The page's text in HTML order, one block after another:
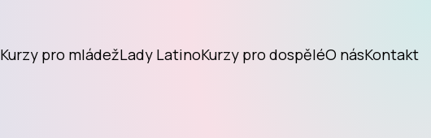
Kurzy pro mládežLady LatinoKurzy pro dospěléO násKontakt